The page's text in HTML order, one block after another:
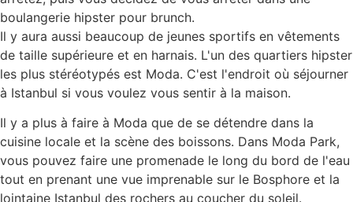
boulangerie hipster pour brunch.
Il y aura aussi beaucoup de jeunes sportifs en vêtements
de taille supérieure et en harnais. L'un des quartiers hipster
les plus stéréotypés est Moda. C'est l'endroit où séjourner
à Istanbul si vous voulez vous sentir à la maison.
Il y a plus à faire à Moda que de se détendre dans la
cuisine locale et la scène des boissons. Dans Moda Park,
vous pouvez faire une promenade le long du bord de l'eau
tout en prenant une vue imprenable sur le Bosphore et la
lointaine Istanbul des rochers au coucher du soleil.